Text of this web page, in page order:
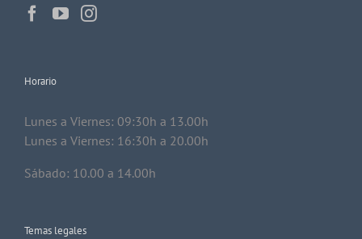
Horario
Lunes a Viernes: 09:30h a 13.00h
Lunes a Viernes: 16:30h a 20.00h
Sábado: 10.00 a 14.00h
Temas legales